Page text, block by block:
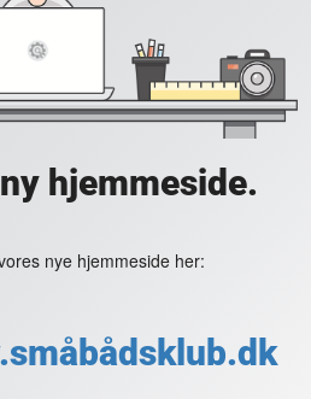
hjemmeside.
nye hjemmeside her: